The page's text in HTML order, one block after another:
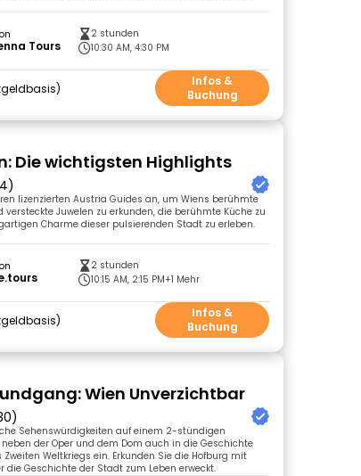
Tours
2 stunden
10:30 AM, 4:30 PM
Infos &
Buchung
Die wichtigsten Highlights
lizenzierten Austria Guides an, um Wiens berühmte
versteckte Juwelen zu erkunden, die berühmte Küche zu
Charme dieser pulsierenden Stadt zu erleben.
2 stunden
10:15 AM, 2:15 PM+1 Mehr
Infos &
Buchung
Wien Unverzichtbar
Sehenswürdigkeiten auf einem 2-stündigen
der Oper und dem Dom auch in die Geschichte
Weltkriegs ein. Erkunden Sie die Hofburg mit
die Geschichte der Stadt zum Leben erweckt.